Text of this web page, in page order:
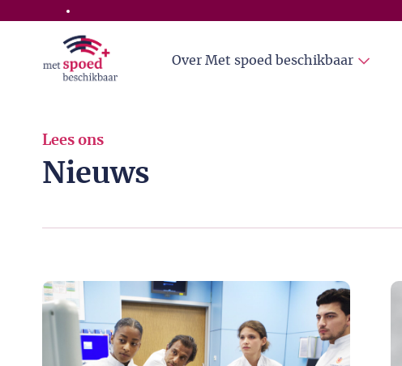
Skip to the main content
Over Met spoed beschikbaar
Lees ons
Nieuws